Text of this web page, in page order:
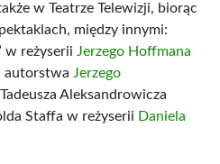
w Teatrze Telewizji, biorąc
między innymi:
w reżyserii Jerzego Hoffmana
autorstwa Jerzego
Aleksandrowicza
Staffa w reżyserii Daniela